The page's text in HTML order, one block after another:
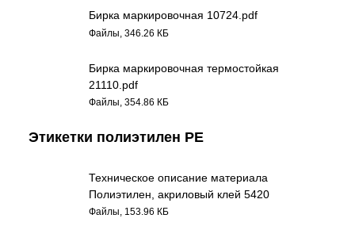
Бирка маркировочная 10724.pdf
Файлы, 346.26 КБ
Бирка маркировочная термостойкая
21110.pdf
Файлы, 354.86 КБ
Этикетки полиэтилен РЕ
Техническое описание материала
Полиэтилен, акриловый клей 5420
Файлы, 153.96 КБ